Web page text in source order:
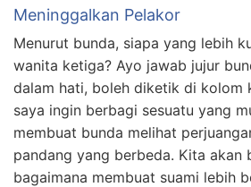
Meninggalkan Pelakor
Menurut bunda, siapa yang lebih
wanita ketiga? Ayo jawab jujur
dalam hati, boleh diketik di kolom
saya ingin berbagi sesuatu yang
membuat bunda melihat
pandang yang berbeda. Kita akan
bagaimana membuat suami lebih